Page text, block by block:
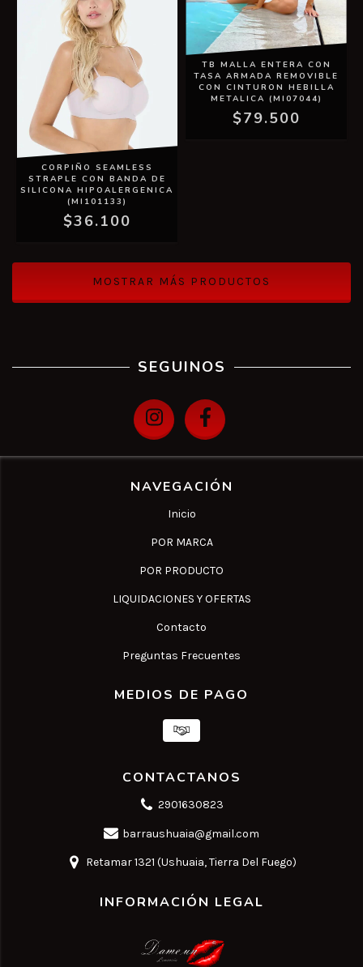
CORPIÑO SEAMLESS
STRAPLE CON BANDA DE
SILICONA HIPOALERGENICA
(MI101133)
$36.100
TB MALLA ENTERA CON
TASA ARMADA REMOVIBLE
CON CINTURON HEBILLA
METALICA (MI07044)
$79.500
MOSTRAR MÁS PRODUCTOS
SEGUINOS
NAVEGACIÓN
Inicio
POR MARCA
POR PRODUCTO
LIQUIDACIONES Y OFERTAS
Contacto
Preguntas Frecuentes
MEDIOS DE PAGO
CONTACTANOS
2901630823
barraushuaia@gmail.com
Retamar 1321 (Ushuaia, Tierra Del Fuego)
INFORMACIÓN LEGAL